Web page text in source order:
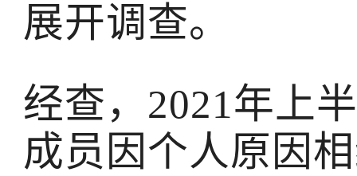
展开调查。
经查，2021年上
成员因个人原因